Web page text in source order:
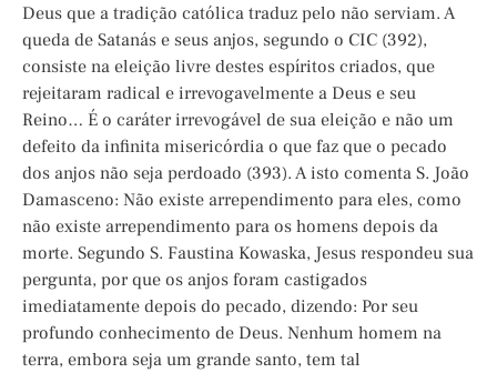
Deus que a tradição católica traduz pelo não serviam. A
queda de Satanás e seus anjos, segundo o CIC (392),
consiste na eleição livre destes espíritos criados, que
rejeitaram radical e irrevogavelmente a Deus e seu
Reino… É o caráter irrevogável de sua eleição e não um
defeito da infinita misericórdia o que faz que o pecado
dos anjos não seja perdoado (393). A isto comenta S. João
Damasceno: Não existe arrependimento para eles, como
não existe arrependimento para os homens depois da
morte. Segundo S. Faustina Kowaska, Jesus respondeu sua
pergunta, por que os anjos foram castigados
imediatamente depois do pecado, dizendo: Por seu
profundo conhecimento de Deus. Nenhum homem na
terra, embora seja um grande santo, tem tal